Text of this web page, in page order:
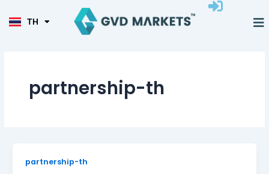
TH
HI
partnership-th
partnership-th
Partnership-